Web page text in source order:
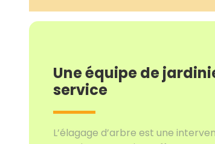
Une équipe de
service
L’élagage d’arbre est une